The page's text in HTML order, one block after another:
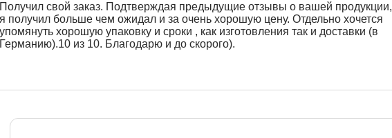
свой заказ. Подтверждая предыдущие отзывы о вашей продукции,
получил больше чем ожидал и за очень хорошую цену. Отдельно хочется
хорошую упаковку и сроки , как изготовления так и доставки (в
из 10. Благодарю и до скорого).